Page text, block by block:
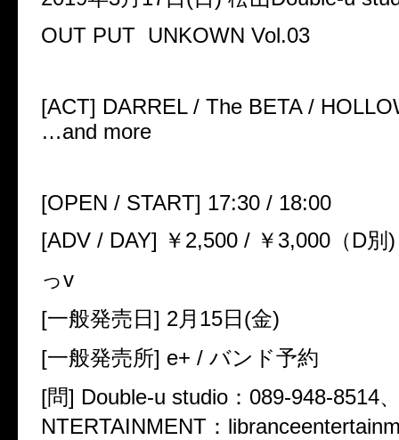
OUT PUT UNKOWN Vol.03
[ACT] DARREL / The BETA /
…and more
[OPEN / START] 17:30 / 18:00
[ADV / DAY] ￥ 2,500 / ￥ 3,000 （D別)
っv
[一般発売日] 2月 15日(金)
[一般発売所] e+ / バンド予約
[問] Double-u studio ： 089-948-8514
NTERTAINMENT ：